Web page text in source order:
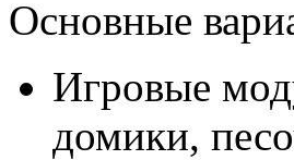
Основные
Игровые
домики,